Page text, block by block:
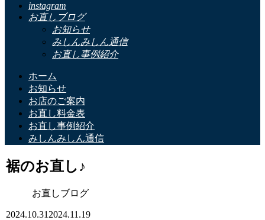
instagram
お直しブログ
お知らせ
みしんみしん通信
お直し事例紹介
ホーム
お知らせ
お店のご案内
お直し料金表
お直し事例紹介
みしんみしん通信
裾のお直し♪
お直しブログ
2024.10.31 2024.11.19